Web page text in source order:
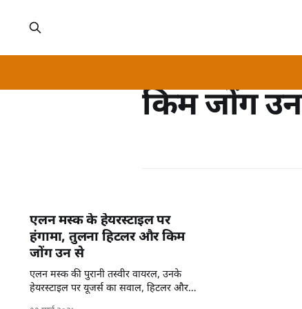
किम जोंग उन
एलन मस्क के हेयरस्टाइल पर
हंगामा, तुलना हिटलर और किम
जोंग उन से
एलन मस्क की पुरानी तस्वीर वायरल, उनके
हेयरस्टाइल पर यूजर्स का सवाल, हिटलर और
किम जोंग उन जैसी तुलना।